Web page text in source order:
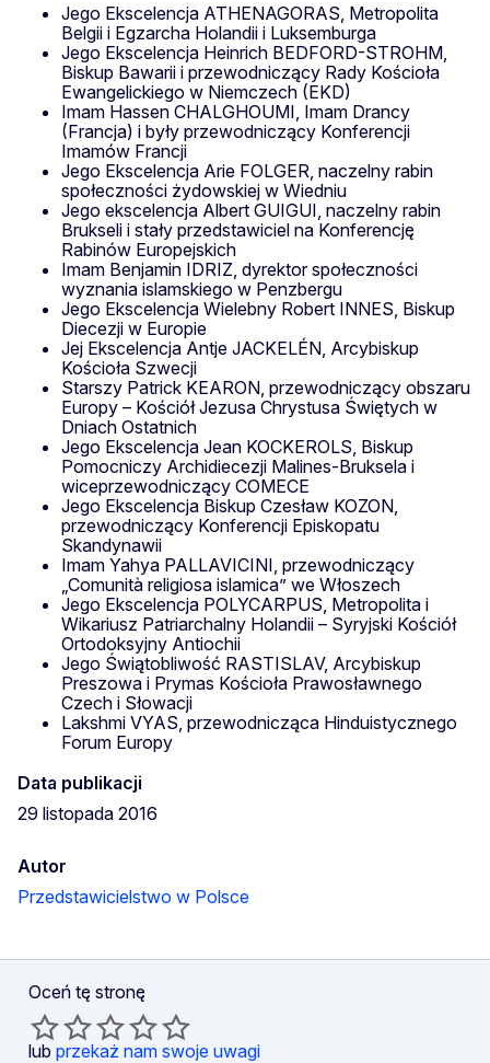
Jego Ekscelencja ATHENAGORAS, Metropolita
Belgii i Egzarcha Holandii i Luksemburga
Jego Ekscelencja Heinrich BEDFORD-STROHM,
Biskup Bawarii i przewodniczący Rady Kościoła
Ewangelickiego w Niemczech (EKD)
Imam Hassen CHALGHOUMI, Imam Drancy
(Francja) i były przewodniczący Konferencji
Imamów Francji
Jego Ekscelencja Arie FOLGER, naczelny rabin
społeczności żydowskiej w Wiedniu
Jego ekscelencja Albert GUIGUI, naczelny rabin
Brukseli i stały przedstawiciel na Konferencję
Rabinów Europejskich
Imam Benjamin IDRIZ, dyrektor społeczności
wyznania islamskiego w Penzbergu
Jego Ekscelencja Wielebny Robert INNES, Biskup
Diecezji w Europie
Jej Ekscelencja Antje JACKELÉN, Arcybiskup
Kościoła Szwecji
Starszy Patrick KEARON, przewodniczący obszaru
Europy – Kościół Jezusa Chrystusa Świętych w
Dniach Ostatnich
Jego Ekscelencja Jean KOCKEROLS, Biskup
Pomocniczy Archidiecezji Malines-Bruksela i
wiceprzewodniczący COMECE
Jego Ekscelencja Biskup Czesław KOZON,
przewodniczący Konferencji Episkopatu
Skandynawii
Imam Yahya PALLAVICINI, przewodniczący
„Comunità religiosa islamica” we Włoszech
Jego Ekscelencja POLYCARPUS, Metropolita i
Wikariusz Patriarchalny Holandii – Syryjski Kościół
Ortodoksyjny Antiochii
Jego Świątobliwość RASTISLAV, Arcybiskup
Preszowa i Prymas Kościoła Prawosławnego
Czech i Słowacji
Lakshmi VYAS, przewodnicząca Hinduistycznego
Forum Europy
Data publikacji
29 listopada 2016
Autor
Przedstawicielstwo w Polsce
Oceń tę stronę
lub przekaż nam swoje uwagi